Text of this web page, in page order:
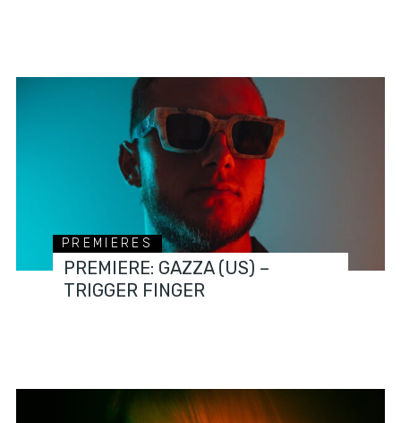
PREMIERES
PREMIERE: GAZZA (US) –
TRIGGER FINGER